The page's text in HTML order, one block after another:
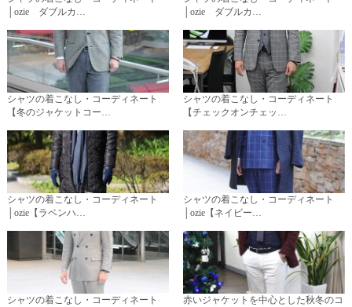
│ozie ダブルカ…
│ozie ダブルカ…
シャツの着こなし・コーディネート
【冬のジャケットコー…
シャツの着こなし・コーディネート
【チェックオンチェッ…
シャツの着こなし・コーディネート
│ozie【ラベンハ…
シャツの着こなし・コーディネート
│ozie【ネイビー…
シャツの着こなし・コーディネート
赤いジャケットを中心とした秋冬のコ